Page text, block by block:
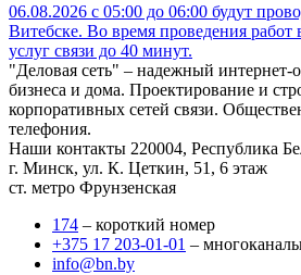
06.08.2026 с 05:00 до 06:00 будут
Витебске. Во время проведения
услуг связи до 40 минут.
"Деловая сеть" – надежный интернет-
бизнеса и дома. Проектирование и
корпоративных сетей связи.
телефония.
Наши контакты 220004, Республика
г. Минск, ул. К. Цеткин, 51, 6 этаж
ст. метро Фрунзенская
174 – короткий номер
+375 17 203-01-01 –
info@bn.by